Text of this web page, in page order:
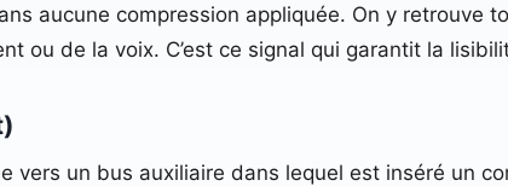
aucune compression appliquée. On y
ou de la voix. C’est ce signal qui garantit la
vers un bus auxiliaire dans lequel est inséré un